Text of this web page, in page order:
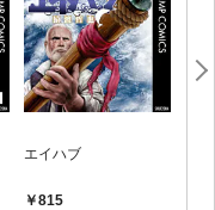
エイハブ
815